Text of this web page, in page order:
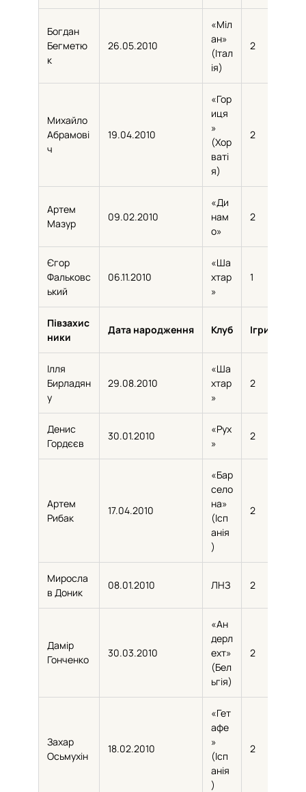
Богдан
Бегметю
к
26.05.2010
«Міл
ан»
(Італ
ія)
2
Михайло
Абрамові
ч
19.04.2010
«Гор
иця
»
(Хор
ваті
я)
2
Артем
Мазур
09.02.2010
«Ди
нам
о»
2
Єгор
Фальковс
ький
06.11.2010
«Ша
хтар
»
1
Півзахис
ники
Дата народження Клуб Ігри
Ілля
Бирладян
у
29.08.2010
«Ша
хтар
»
2
Денис
Гордєєв
30.01.2010
«Рух
»
2
Артем
Рибак
17.04.2010
«Бар
село
на»
(Ісп
анія
)
2
Миросла
в Доник
08.01.2010 ЛНЗ 2
Дамір
Гонченко
30.03.2010
«Ан
дерл
ехт»
(Бел
ьгія)
2
Захар
Осьмухін
18.02.2010
«Гет
афе
»
(Ісп
анія
)
2